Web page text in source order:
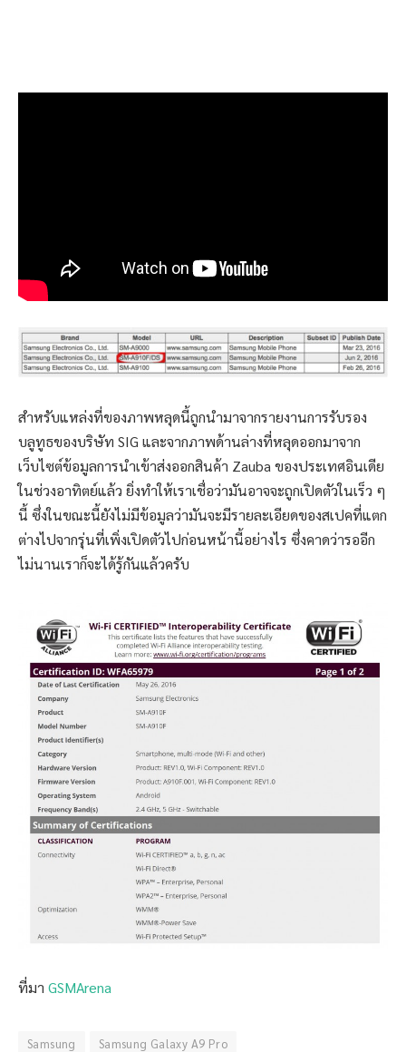
สำหรับแหล่งที่ของภาพหลุดนี้ถูกนำมาจากรายงานการรับรอง
บลูทูธของบริษัท SIG และจากภาพด้านล่างที่หลุดออกมาจาก
เว็บไซต์ข้อมูลการนำเข้าส่งออกสินค้า Zauba ของประเทศอินเดีย
ในช่วงอาทิตย์แล้ว ยิ่งทำให้เราเชื่อว่ามันอาจจะถูกเปิดตัวในเร็ว ๆ
นี้ ซึ่งในขณะนี้ยังไม่มีข้อมูลว่ามันจะมีรายละเอียดของสเปคที่แตก
ต่างไปจากรุ่นที่เพิ่งเปิดตัวไปก่อนหน้านี้อย่างไร ซึ่งคาดว่ารออีก
ไม่นานเราก็จะได้รู้กันแล้วครับ
ที่มา GSMArena
Samsung Samsung Galaxy A9 Pro